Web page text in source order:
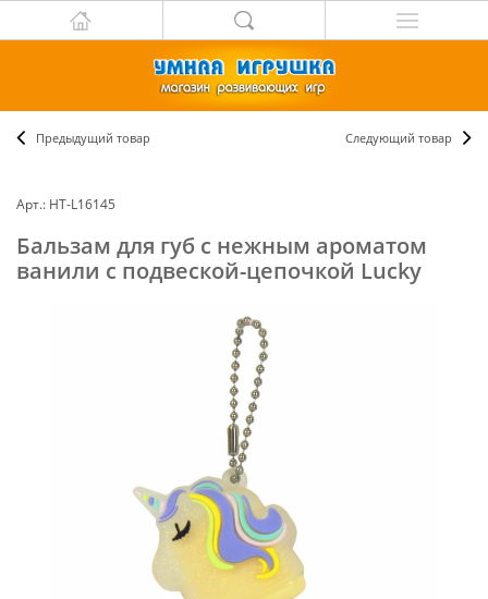
Предыдущий товар Следующий товар
Арт.: НТ-L16145
Бальзам для губ с нежным ароматом
ванили с подвеской-цепочкой Lucky